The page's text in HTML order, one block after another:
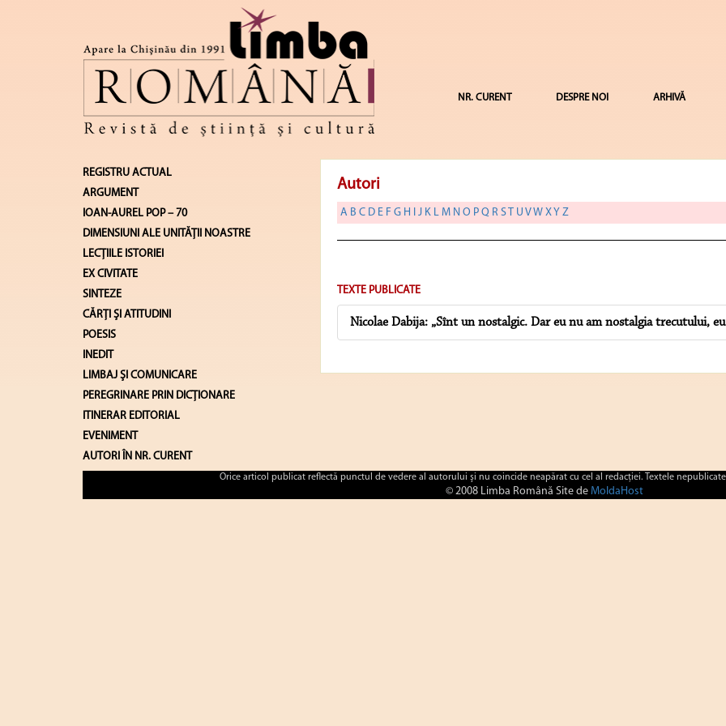
NR. CURENT DESPRE NOI ARHIVĂ
REGISTRU ACTUAL
ARGUMENT
IOAN-AUREL POP – 70
DIMENSIUNI ALE UNITĂŢII NOASTRE
LECŢIILE ISTORIEI
EX CIVITATE
SINTEZE
CĂRŢI ŞI ATITUDINI
POESIS
INEDIT
LIMBAJ ŞI COMUNICARE
PEREGRINARE PRIN DICȚIONARE
ITINERAR EDITORIAL
EVENIMENT
AUTORI ÎN NR. CURENT
Autori
A B C D E F G H J K L M N O P Q R ST U VW XY Z
TEXTE PUBLICATE
Nicolae Dabija: „Sînt un nostalgic. Dar eu nu am nostalgia trecutului,
Orice articol publicat reflectă punctul de vedere al autorului şi nu coincide neapărat cu cel al redacţiei. Textele
© 2008 Limba Română Site de MoldaHost